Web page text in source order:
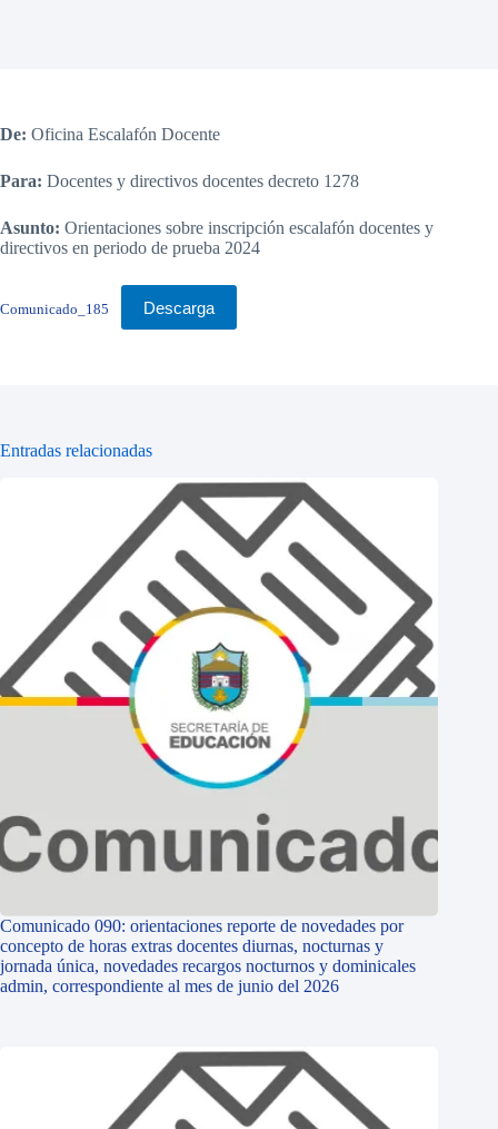
De: Oficina Escalafón Docente
Para: Docentes y directivos docentes decreto 1278
Asunto: Orientaciones sobre inscripción escalafón docentes y
directivos en periodo de prueba 2024
Comunicado_185 Descarga
Entradas relacionadas
Comunicado 090: orientaciones reporte de novedades por
concepto de horas extras docentes diurnas, nocturnas y
jornada única, novedades recargos nocturnos y dominicales
admin, correspondiente al mes de junio del 2026